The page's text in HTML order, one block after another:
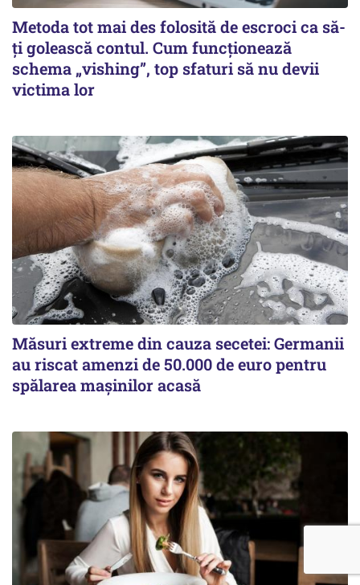
Metoda tot mai des folosită de escroci ca să-
ți golească contul. Cum funcționează
schema „vishing”, top sfaturi să nu devii
victima lor
Măsuri extreme din cauza secetei: Germanii
au riscat amenzi de 50.000 de euro pentru
spălarea mașinilor acasă